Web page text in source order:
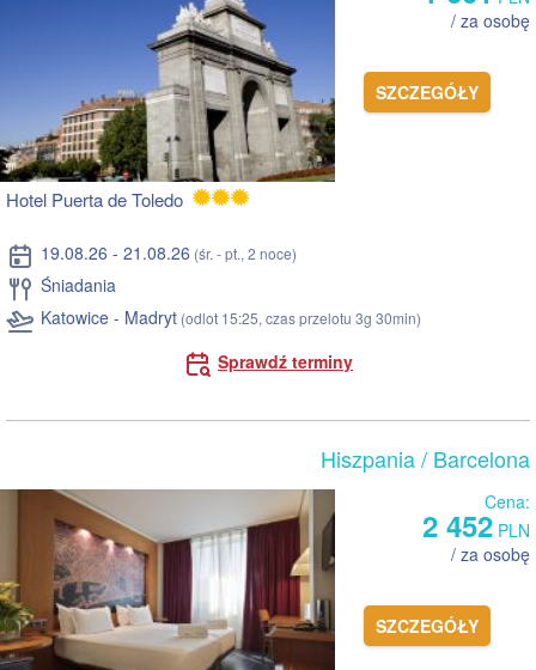
/ za osobę
SZCZEGÓŁY
Hotel Puerta de Toledo
19.08.26 - 21.08.26 (śr. - pt., 2 noce)
Śniadania
Katowice - Madryt (odlot 15:25, czas przelotu 3g 30min)
Sprawdź terminy
Hiszpania/ Barcelona
Cena:
2 452 PLN
/ za osobę
SZCZEGÓŁY